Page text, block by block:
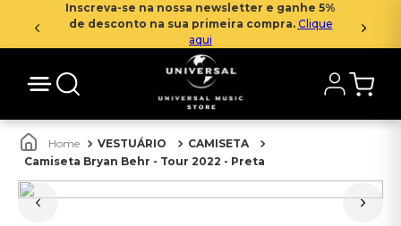
Inscreva-se na nossa newsletter e ganhe 5%
de desconto na sua primeira compra. Clique
aqui
VESTUÁRIO
CAMISETA
Camiseta Bryan Behr - Tour 2022 - Preta